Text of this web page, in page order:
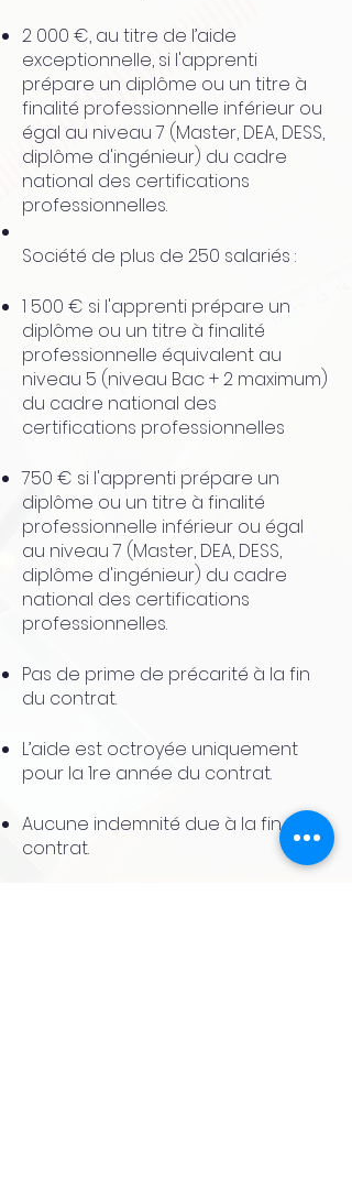
2 000 €, au titre de l’aide
exceptionnelle, si l'apprenti
prépare un diplôme ou un titre à
finalité professionnelle inférieur ou
égal au niveau 7 (Master, DEA, DESS,
diplôme d'ingénieur) du cadre
national des certifications
professionnelles.
Société de plus de 250 salariés :
1 500 € si l'apprenti prépare un
diplôme ou un titre à finalité
professionnelle équivalent au
niveau 5 (niveau Bac + 2 maximum)
du cadre national des
certifications professionnelles
750 € si l'apprenti prépare un
diplôme ou un titre à finalité
professionnelle inférieur ou égal
au niveau 7 (Master, DEA, DESS,
diplôme d'ingénieur) du cadre
national des certifications
professionnelles.
Pas de prime de précarité à la fin
du contrat.
L’aide est octroyée uniquement
pour la 1re année du contrat.
Aucune indemnité due à la fin du
contrat.